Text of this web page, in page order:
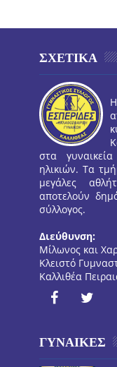
ΣΧΕΤΙΚΑ
στα
ηλικιών. Τα
μεγάλες
αποτελούν
σύλλογος.
Διεύθυνση:
Μίλωνος και
Κλειστό
Καλλιθέα
ΓΥΝΑΙΚΕΣ